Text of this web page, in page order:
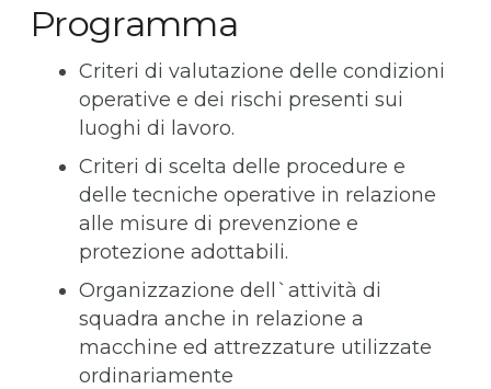
Programma
Criteri di valutazione delle condizioni
operative e dei rischi presenti sui
luoghi di lavoro.
Criteri di scelta delle procedure e
delle tecniche operative in relazione
alle misure di prevenzione e
protezione adottabili.
Organizzazione dell`attività di
squadra anche in relazione a
macchine ed attrezzature utilizzate
ordinariamente